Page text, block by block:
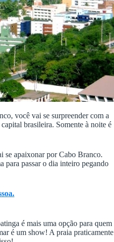
você vai se surpreender com a
brasileira. Somente à noite é
se apaixonar por Cabo Branco.
para passar o dia inteiro pegando
é mais uma opção para quem
é um show! A praia praticamente